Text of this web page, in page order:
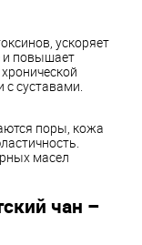
ускоряет
и повышает
суставами.
поры, кожа
масел
чан –